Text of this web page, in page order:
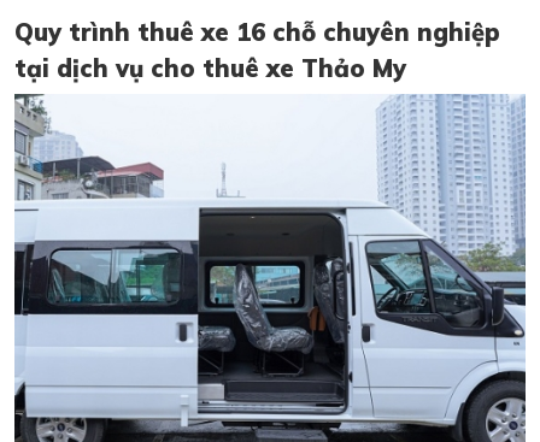
Quy trình thuê xe 16 chỗ chuyên nghiệp
tại dịch vụ cho thuê xe Thảo My